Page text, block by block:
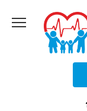
содержанию